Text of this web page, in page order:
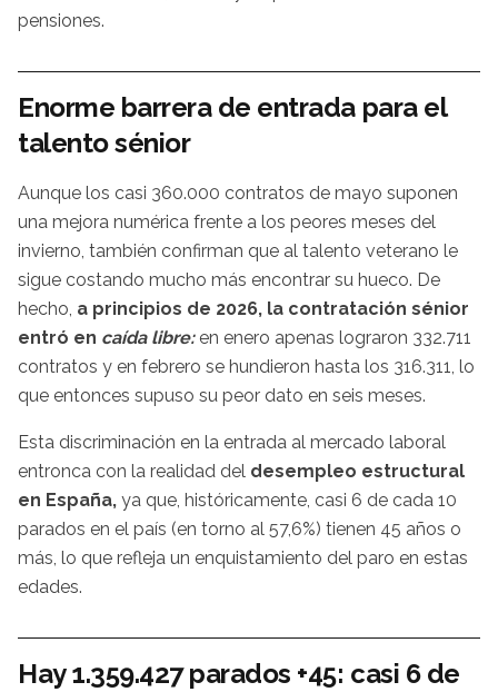
pensiones.
Enorme barrera de entrada para el
talento sénior
Aunque los casi 360.000 contratos de mayo suponen
una mejora numérica frente a los peores meses del
invierno, también confirman que al talento veterano le
sigue costando mucho más encontrar su hueco. De
hecho, a principios de 2026, la contratación sénior
entró en caída libre: en enero apenas lograron 332.711
contratos y en febrero se hundieron hasta los 316.311, lo
que entonces supuso su peor dato en seis meses.
Esta discriminación en la entrada al mercado laboral
entronca con la realidad del desempleo estructural
en España, ya que, históricamente, casi 6 de cada 10
parados en el país (en torno al 57,6%) tienen 45 años o
más, lo que refleja un enquistamiento del paro en estas
edades.
Hay 1.359.427 parados +45: casi 6 de